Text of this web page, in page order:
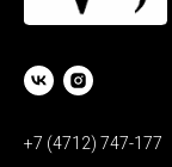
+7 (4712) 747-177